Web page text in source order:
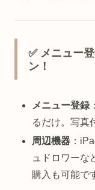
✅ メニュー
ン！
メニュー登録
るだけ。写真
周辺機器 ：
ュドロワーな
購入も可能で